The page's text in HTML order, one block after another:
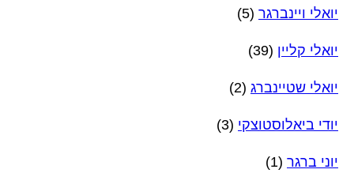
יואלי ויינברגר (5)
יואלי קליין (39)
יואלי שטיינברג (2)
יודי ביאלוסטוצקי (3)
יוני ברגר (1)